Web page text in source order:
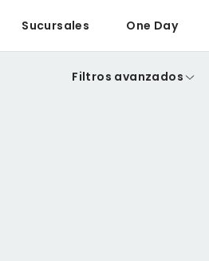
Sucursales One Day
Filtros avanzados